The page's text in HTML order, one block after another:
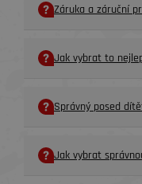
Záruka a záruční
Jak vybrat to
Správný posed
Jak vybrat